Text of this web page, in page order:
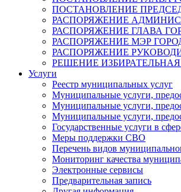
ПОСТАНОВЛЕНИЕ
РАСПОРЯЖЕНИЕ
РАСПОРЯЖЕНИЕ ГЛАВА
РАСПОРЯЖЕНИЕ МЭР
РАСПОРЯЖЕНИЕ
РЕШЕНИЕ
Услуги
Реестр муниципальных услуг
Муниципальные услуги,
Муниципальные услуги,
Муниципальные услуги,
Государственные услуги в
Меры поддержки СВО
Перечень видов
Мониторинг качества
Электронные сервисы
Предварительная запись